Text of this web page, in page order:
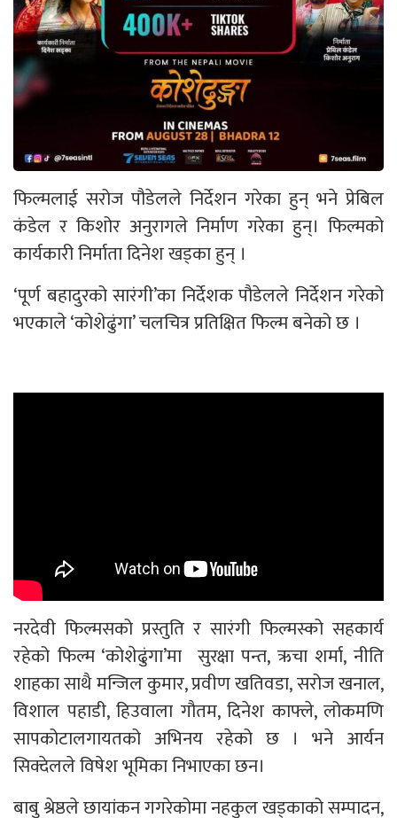
फिल्मलाई सरोज पौडेलले निर्देशन गरेका हुन् भने प्रेबिल
कंडेल र किशोर अनुरागले निर्माण गरेका हुन्। फिल्मको
कार्यकारी निर्माता दिनेश खड्का हुन् ।
‘पूर्ण बहादुरको सारंगी’का निर्देशक पौडेलले निर्देशन गरेको
भएकाले ‘कोशेढुंगा’ चलचित्र प्रतिक्षित फिल्म बनेको छ ।
नरदेवी फिल्मसको प्रस्तुति र सारंगी फिल्मस्को सहकार्य
रहेको फिल्म ‘कोशेढुंगा’मा सुरक्षा पन्त, ऋचा शर्मा, नीति
शाहका साथै मन्जिल कुमार, प्रवीण खतिवडा, सरोज खनाल,
विशाल पहाडी, हिउवाला गौतम, दिनेश काफ्ले, लोकमणि
सापकोटालगायतको अभिनय रहेको छ । भने आर्यन
सिक्देलले विषेश भूमिका निभाएका छन।
बाबु श्रेष्ठले छायांकन गगरेकोमा नहकुल खड्काको सम्पादन,